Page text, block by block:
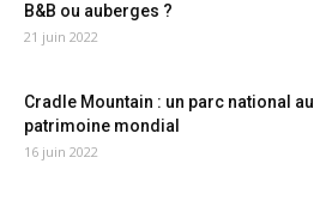
B&B ou auberges ?
21 juin 2022
Cradle Mountain : un parc national au
patrimoine mondial
16 juin 2022